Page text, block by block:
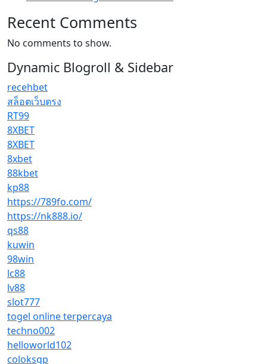
Recent Comments
No comments to show.
Dynamic Blogroll & Sidebar
recehbet
สล็อตเว็บตรง
RT99
8XBET
8XBET
8xbet
88kbet
kp88
https://789fo.com/
https://nk888.io/
qs88
kuwin
98win
lc88
lv88
slot777
togel online terpercaya
techno002
helloworld102
coloksgp